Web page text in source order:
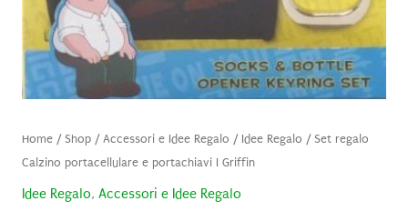
Home/ Shop/Accessori e Idee Regalo / Idee Regalo / Set regalo
Calzino portacellulare e portachiavi I Griffin
Idee Regalo, Accessori e Idee Regalo